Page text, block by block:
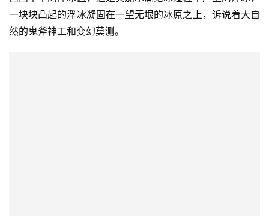
车
时
一块块凸起的浮冰凝固在一望无垠的冰原之上，诉说着大自
然的鬼斧神工和变幻莫测。